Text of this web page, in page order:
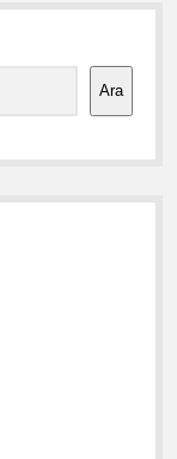
Ara